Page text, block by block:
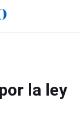
la ley